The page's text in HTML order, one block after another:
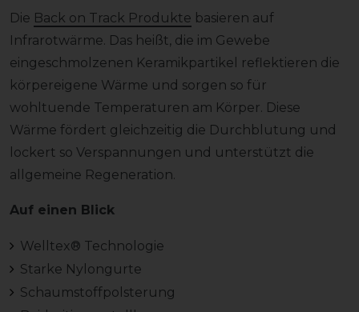
Die Back on Track Produkte basieren auf
Infrarotwärme. Das heißt, die im Gewebe
eingeschmolzenen Keramikpartikel reflektieren die
körpereigene Wärme und sorgen so für
wohltuende Temperaturen am Körper. Diese
Wärme fördert gleichzeitig die Durchblutung und
lockert so Verspannungen und unterstützt die
allgemeine Regeneration.
Auf einen Blick
Welltex® Technologie
Starke Nylongurte
Schaumstoffpolsterung